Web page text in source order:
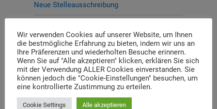
Neue Stelleausschreibung
Lernplattform „Memory Momentum“
Call for Applications: Dachau Autumn School
2026 – Erinnern. Forschen. Vermitteln.
Wir verwenden Cookies auf unserer Website, um Ihnen
die bestmögliche Erfahrung zu bieten, indem wir uns an
Ihre Präferenzen und wiederholten Besuche erinnern.
Wenn Sie auf "Alle akzeptieren" klicken, erklären Sie sich
mit der Verwendung ALLER Cookies einverstanden. Sie
können jedoch die "Cookie-Einstellungen" besuchen, um
eine kontrollierte Zustimmung zu erteilen.
Cookie Settings Alle akzeptieren